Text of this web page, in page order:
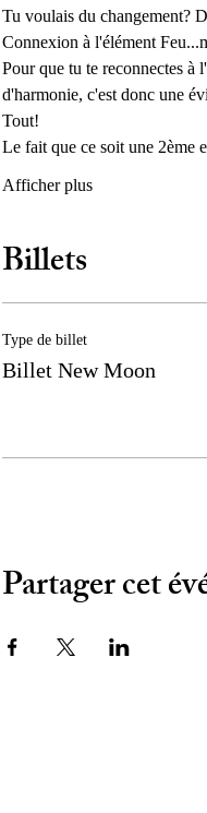
Tu voulais du changement?
Connexion à l'élément
Pour que tu te reconnectes à
d'harmonie, c'est donc une
Tout!
Le fait que ce soit une 2ème
Afficher plus
Billets
Type de billet
Billet New Moon
Partager cet